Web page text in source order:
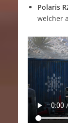
Polaris
welcher